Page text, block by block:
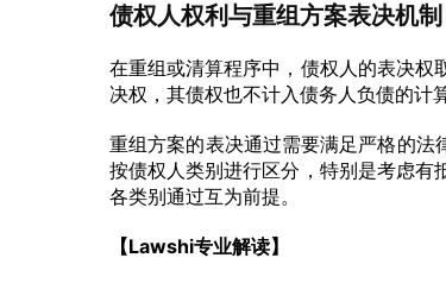
债权人权利与重组方案表决机制
在重组或清算程序中，债权人的表决权
决权，其债权也不计入债务人负债的计
重组方案的表决通过需要满足严格的
按债权人类别进行区分，特别是考虑有
各类别通过互为前提。
【Lawshi专业解读】